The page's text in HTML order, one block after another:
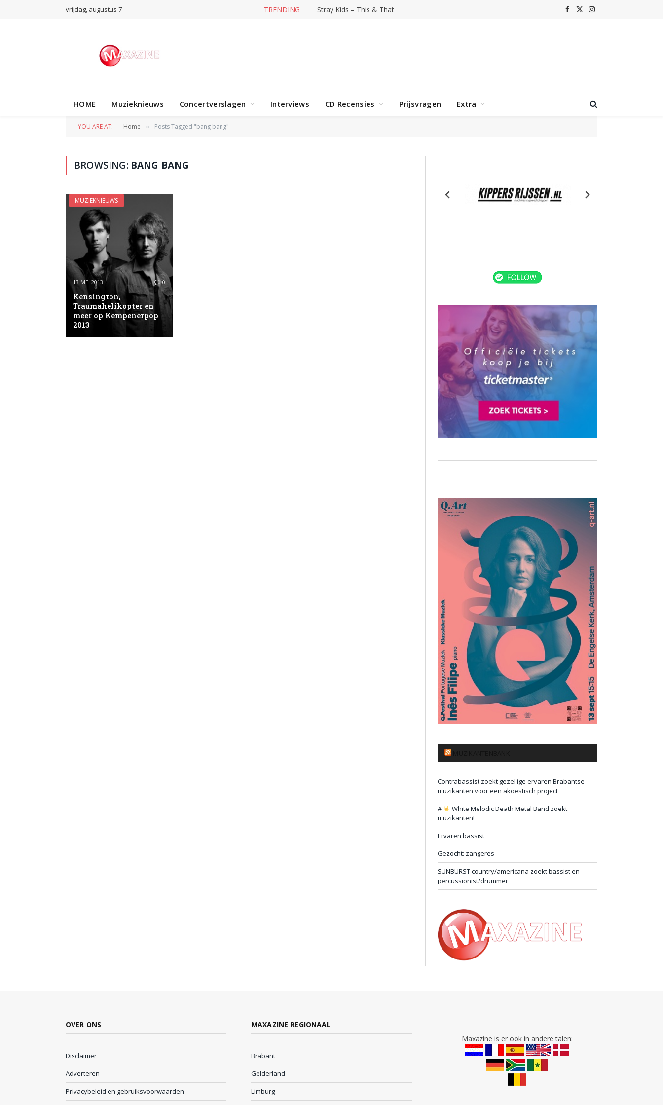
vrijdag, augustus 7 TRENDING Stray Kids – This & That Facebook
X
Instagram
HOME Muzieknieuws Concertverslagen Interviews CD Recensies Prijsvragen Extra
YOU ARE AT: Home » Posts Tagged "bang bang"
BROWSING: BANG BANG
MUZIEKNIEUWS
13 MEI 2013 0
Kensington,
Traumahelikopter en
meer op Kempenerpop
2013
Contrabassist zoekt gezellige ervaren Brabantse
muzikanten voor een akoestisch project
#
White Melodic Death Metal Band zoekt
muzikanten!
Ervaren bassist
Gezocht: zangeres
SUNBURST country/americana zoekt bassist en
percussionist/drummer
OVER ONS
Disclaimer
Adverteren
Privacybeleid en gebruiksvoorwaarden
MAXAZINE REGIONAAL
Brabant
Gelderland
Limburg
Maxazine is er ook in andere talen: